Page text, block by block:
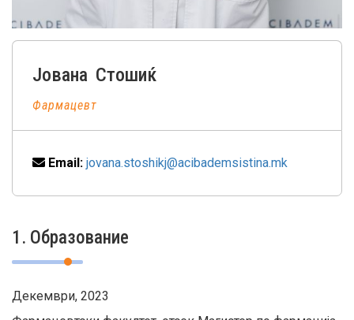
Јована Стошиќ
Фармацевт
Email: jovana.stoshikj@acibademsistina.mk
1. Образование
Декември, 2023